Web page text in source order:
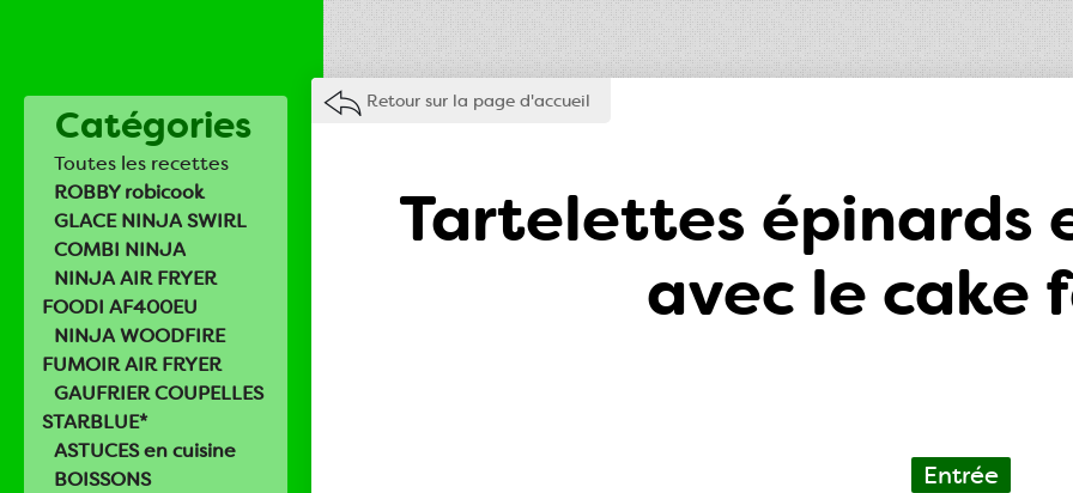
Catégories
Toutes les recettes
ROBBY robicook
GLACE NINJA SWIRL
COMBI NINJA
NINJA AIR FRYER
FOODI AF400EU
NINJA WOODFIRE
FUMOIR AIR FRYER
GAUFRIER COUPELLES
STARBLUE*
ASTUCES en cuisine
BOISSONS
Retour sur la page d'accueil
Tartelettes épinards
avec le cake
Entrée